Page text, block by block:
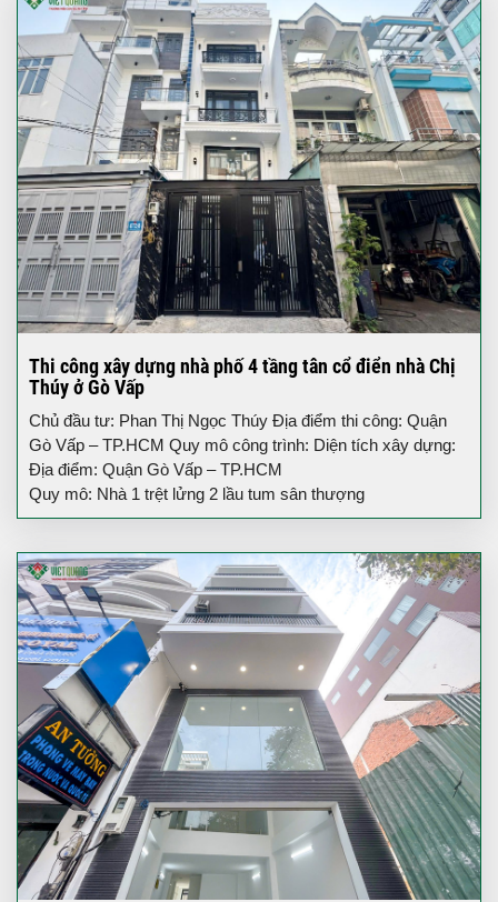
Thi công xây dựng nhà phố 4 tầng tân cổ điển nhà Chị
Thúy ở Gò Vấp
Chủ đầu tư: Phan Thị Ngọc Thúy Địa điểm thi công: Quận
Gò Vấp – TP.HCM Quy mô công trình: Diện tích xây dựng:
Địa điểm: Quận Gò Vấp – TP.HCM
Quy mô: Nhà 1 trệt lửng 2 lầu tum sân thượng